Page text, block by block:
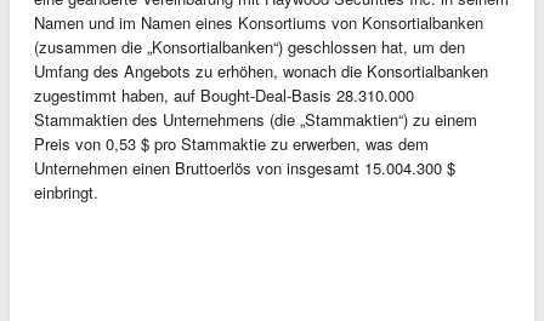
Namen und im Namen eines Konsortiums von Konsortialbanken
(zusammen die „Konsortialbanken“) geschlossen hat, um den
Umfang des Angebots zu erhöhen, wonach die Konsortialbanken
zugestimmt haben, auf Bought-Deal-Basis 28.310.000
Stammaktien des Unternehmens (die „Stammaktien“) zu einem
Preis von 0,53 $ pro Stammaktie zu erwerben, was dem
Unternehmen einen Bruttoerlös von insgesamt 15.004.300 $
einbringt.